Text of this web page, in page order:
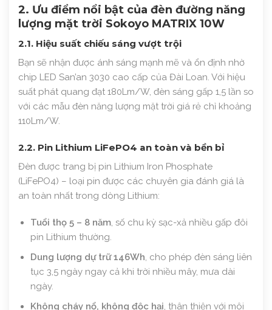
2. Ưu điểm nổi bật của đèn đường năng
lượng mặt trời Sokoyo MATRIX 10W
2.1. Hiệu suất chiếu sáng vượt trội
Bạn sẽ nhận được ánh sáng mạnh mẽ và ổn định nhờ
chip LED San’an 3030 cao cấp của Đài Loan. Với hiệu
suất phát quang đạt 180Lm/W, đèn sáng gấp 1,5 lần so
với các mẫu đèn năng lượng mặt trời giá rẻ chỉ khoảng
110Lm/W.
2.2. Pin Lithium LiFePO4 an toàn và bền bỉ
Đèn được trang bị pin Lithium Iron Phosphate
(LiFePO4) – loại pin được các chuyên gia đánh giá là
an toàn nhất trong dòng Lithium:
Tuổi thọ 5 – 8 năm, số chu kỳ sạc-xả nhiều gấp đôi
pin Lithium thường.
Dung lượng dự trữ 146Wh, cho phép đèn sáng liên
tục 3,5 ngày ngay cả khi trời nhiều mây, mưa dài
ngày.
Không cháy nổ, không độc hại, thân thiện với môi